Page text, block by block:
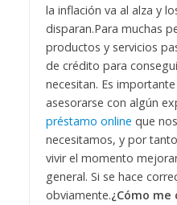
la inflación va al alza y
disparan.Para muchas
productos y servicios
de crédito para
necesitan. Es
asesorarse con algún
préstamo online que
necesitamos, y por
vivir el momento
general. Si se hace
obviamente.¿Cómo